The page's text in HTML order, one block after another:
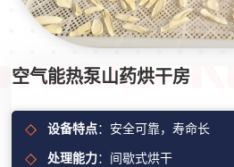
空气能热泵山药烘干房
设备特点：安全可靠，寿命长
处理能力：间歇式烘干